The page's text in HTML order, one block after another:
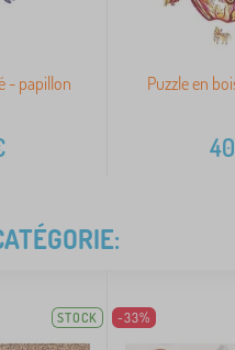
- papillon
Puzzle en
STOCK -33%